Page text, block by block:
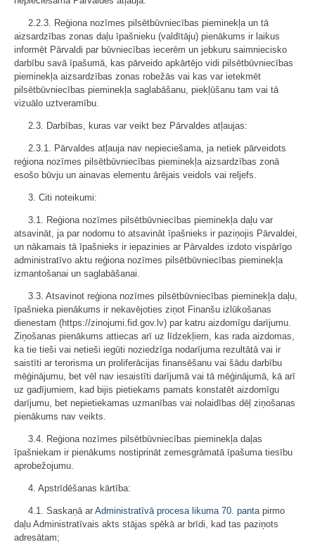
2.2.3. Reģiona nozīmes pilsētbūvniecības pieminekļa un tā
aizsardzības zonas daļu īpašnieku (valdītāju) pienākums ir laikus
informēt Pārvaldi par būvniecības iecerēm un jebkuru saimniecisko
darbību savā īpašumā, kas pārveido apkārtējo vidi pilsētbūvniecības
pieminekļa aizsardzības zonas robežās vai kas var ietekmēt
pilsētbūvniecības pieminekļa saglabāšanu, piekļūšanu tam vai tā
vizuālo uztveramību.
2.3. Darbības, kuras var veikt bez Pārvaldes atļaujas:
2.3.1. Pārvaldes atļauja nav nepieciešama, ja netiek pārveidots
reģiona nozīmes pilsētbūvniecības pieminekļa aizsardzības zonā
esošo būvju un ainavas elementu ārējais veidols vai reljefs.
3. Citi noteikumi:
3.1. Reģiona nozīmes pilsētbūvniecības pieminekļa daļu var
atsavināt, ja par nodomu to atsavināt īpašnieks ir paziņojis Pārvaldei,
un nākamais tā īpašnieks ir iepazinies ar Pārvaldes izdoto vispārīgo
administratīvo aktu reģiona nozīmes pilsētbūvniecības pieminekļa
izmantošanai un saglabāšanai.
3.3. Atsavinot reģiona nozīmes pilsētbūvniecības pieminekļa daļu,
īpašnieka pienākums ir nekavējoties ziņot Finanšu izlūkošanas
dienestam (https://zinojumi.fid.gov.lv) par katru aizdomīgu darījumu.
Ziņošanas pienākums attiecas arī uz līdzekļiem, kas rada aizdomas,
ka tie tieši vai netieši iegūti noziedzīga nodarījuma rezultātā vai ir
saistīti ar terorisma un proliferācijas finansēšanu vai šādu darbību
mēģinājumu, bet vēl nav iesaistīti darījumā vai tā mēģinājumā, kā arī
uz gadījumiem, kad bijis pietiekams pamats konstatēt aizdomīgu
darījumu, bet nepietiekamas uzmanības vai nolaidības dēļ ziņošanas
pienākums nav veikts.
3.4. Reģiona nozīmes pilsētbūvniecības pieminekļa daļas
īpašniekam ir pienākums nostiprināt zemesgrāmatā īpašuma tiesību
aprobežojumu.
4. Apstrīdēšanas kārtība:
4.1. Saskaņā ar Administratīvā procesa likuma 70. pantapirmo
daļu Administratīvais akts stājas spēkā ar brīdi, kad tas paziņots
adresātam;